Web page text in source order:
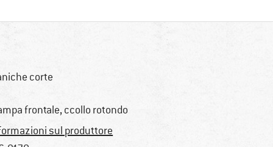
corte
frontale, ccollo rotondo
sul produttore